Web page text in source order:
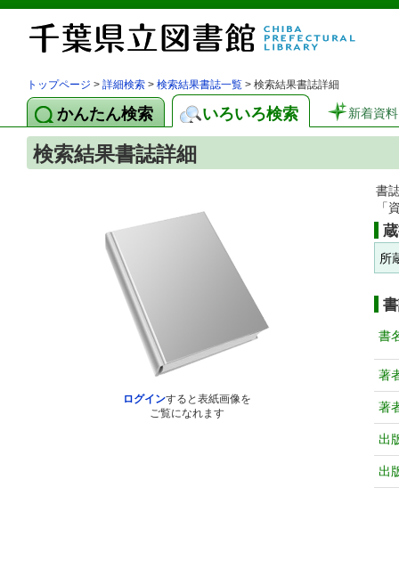
トップページ > 詳細検索 > 検索結果書誌一覧 > 検索結果書誌詳細
かんたん検索 いろいろ検索 新着資料
検索結果書誌詳細
ログインすると表紙画像を
ご覧になれます
書
「
所
書
著
著
出
出